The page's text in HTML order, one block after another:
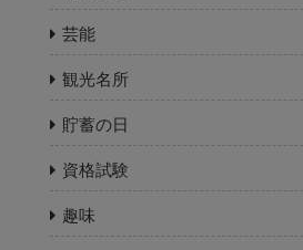
芸能
観光名所
貯蓄の日
資格試験
趣味